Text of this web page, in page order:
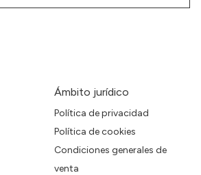
Ámbito jurídico
Política de privacidad
Política de cookies
Condiciones generales de
venta